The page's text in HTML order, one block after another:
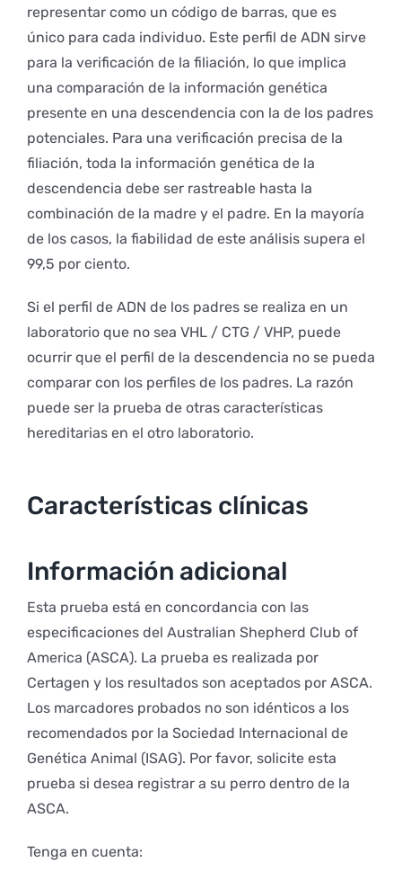
representar como un código de barras, que es
único para cada individuo. Este perfil de ADN sirve
para la verificación de la filiación, lo que implica
una comparación de la información genética
presente en una descendencia con la de los padres
potenciales. Para una verificación precisa de la
filiación, toda la información genética de la
descendencia debe ser rastreable hasta la
combinación de la madre y el padre. En la mayoría
de los casos, la fiabilidad de este análisis supera el
99,5 por ciento.
Si el perfil de ADN de los padres se realiza en un
laboratorio que no sea VHL / CTG / VHP, puede
ocurrir que el perfil de la descendencia no se pueda
comparar con los perfiles de los padres. La razón
puede ser la prueba de otras características
hereditarias en el otro laboratorio.
Características clínicas
Información adicional
Esta prueba está en concordancia con las
especificaciones del Australian Shepherd Club of
America (ASCA). La prueba es realizada por
Certagen y los resultados son aceptados por ASCA.
Los marcadores probados no son idénticos a los
recomendados por la Sociedad Internacional de
Genética Animal (ISAG). Por favor, solicite esta
prueba si desea registrar a su perro dentro de la
ASCA.
Tenga en cuenta: